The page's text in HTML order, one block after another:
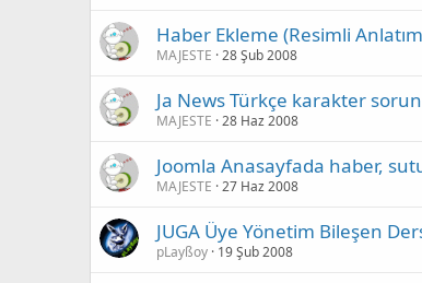
Haber Ekleme (Resimli
MAJESTE 28 Şub 2008
Ja News Türkçe karakter
MAJESTE 28 Haz 2008
Joomla Anasayfada haber,
MAJESTE 27 Haz 2008
JUGA Üye Yönetim Bileşen
pLayßoy 19 Şub 2008